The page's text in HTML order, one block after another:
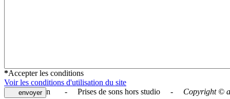
*Accepter les conditions
Voir les conditions d'utilisation du site
envoyer
L'attrape-son - Prises de sons hors studio - Copyright ©